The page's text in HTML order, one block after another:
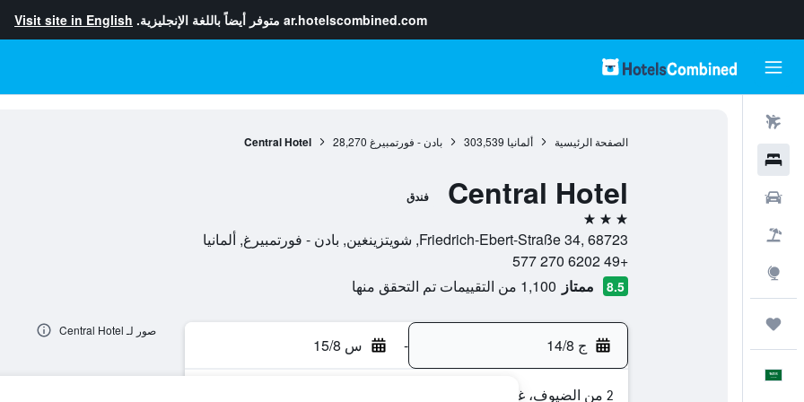
ar.hotelscombined.com متوفر أيضاً باللغة الإنجليزية. Visit site in English
الصفحة الرئيسية ألمانيا 303,539 بادن - فورتمبيرغ 28,270
Central Hotel
Central Hotel فندق
3 نجوم
Friedrich-Ebert-Straße 34, 68723, شويتزينغين, بادن - فورتمبيرغ, ألمانيا
+49 6202 270 577
8.5 ممتاز 1,100 من التقييمات تم التحقق منها
ج 14/8 - س 15/8
2 من الضيوف، غرفة واحدة
صور لـ Central Hotel